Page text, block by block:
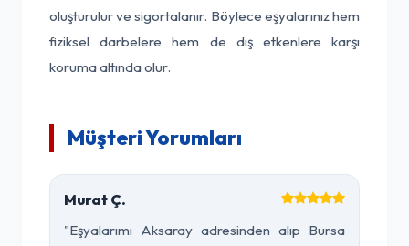
oluşturulur ve sigortalanır. Böylece eşyalarınız hem
fiziksel darbelere hem de dış etkenlere karşı
koruma altında olur.
Müşteri Yorumları
Murat Ç.
"Eşyalarımı Aksaray adresinden alıp Bursa